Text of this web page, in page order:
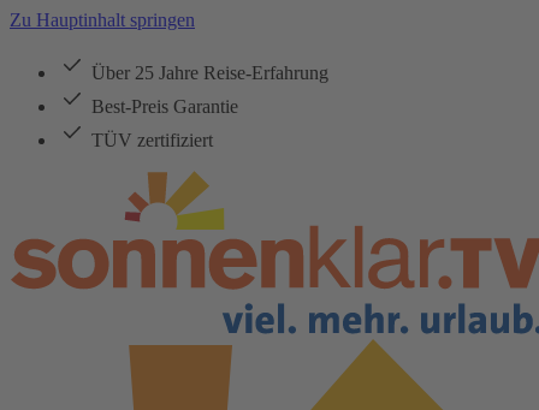
Zu Hauptinhalt springen
Über 25 Jahre Reise-Erfahrung
Best-Preis Garantie
TÜV zertifiziert